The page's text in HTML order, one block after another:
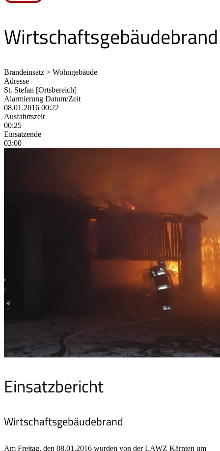
Wirtschaftsgebäudebrand
Brandeinsatz > Wohngebäude
Adresse
St. Stefan [Ortsbereich]
Alarmierung Datum/Zeit
08.01.2016 00:22
Ausfahrtszeit
00:25
Einsatzende
03:00
Einsatzbericht
Wirtschaftsgebäudebrand
Am Freitag, den 08.01.2016 wurden von der LAWZ Kärnten um